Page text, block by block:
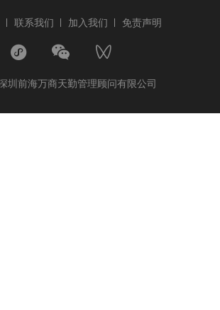
联系我们 加入我们 免责声明
圳前海万商天勤管理顾问有限公司